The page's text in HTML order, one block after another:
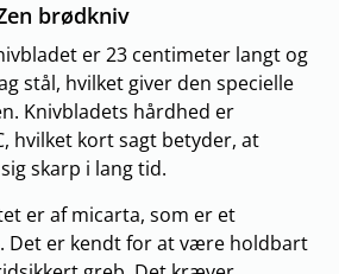
brødkniv
er 23 centimeter langt og
stål, hvilket giver den specielle
Knivbladets hårdhed er
hvilket kort sagt betyder, at
skarp i lang tid.
er af micarta, som er et
Det er kendt for at være holdbart